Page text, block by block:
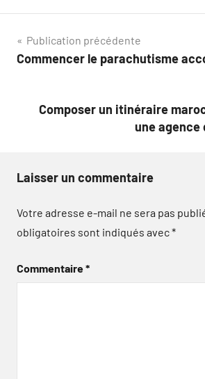
Navigation
de
Publication précédente
Commencer le parachutisme
Composer un itinéraire
une agence
Laisser un commentaire
Votre adresse e-mail ne sera pas
obligatoires sont indiqués avec*
Commentaire*